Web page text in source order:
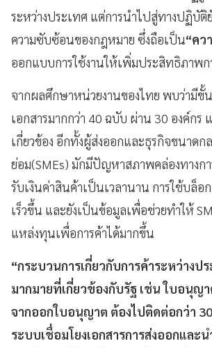
ระหว่างประเทศ แต่การนำไปสู่ทางปฏิบัติ
ความซับซ้อนของกฎหมาย ซึ่งถือเป็น“คว
ออกแบบการใช้งานให้เพิ่มประสิทธิภาพก
จากผลศึกษาหน่วยงานของไทย พบว่ามี
เอกสารมากกว่า 40 ฉบับ ผ่าน 30 องค์กร
เกี่ยวข้อง อีกทั้งผู้ส่งออกและธุรกิจขนาดก
ย่อม(SMEs) มักมีปัญหาสภาพคล่องทางกา
รับเงินค่าสินค้าเป็นเวลานาน การใช้บล็อ
เร็วขึ้น และยังเป็นข้อมูลเพื่อช่วยทำให้
แหล่งทุนเพื่อการค้าได้มากขึ้น
“กระบวนการเกี่ยวกับการค้าระหว่างป
มากมายที่เกี่ยวข้องกับรัฐ เช่น ใบอนุญ
จากออกใบอนุญาต ต้องไปติดต่อกว่า 30
ระบบเชื่อมโยงเอกสารการส่งออกและ